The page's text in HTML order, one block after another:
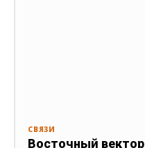
СВЯЗИ
Восточный вектор